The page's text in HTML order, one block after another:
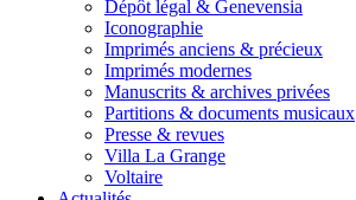
Dépôt légal & Genevensia
Iconographie
Imprimés anciens & précieux
Imprimés modernes
Manuscrits & archives privées
Partitions & documents musicaux
Presse & revues
Villa La Grange
Voltaire